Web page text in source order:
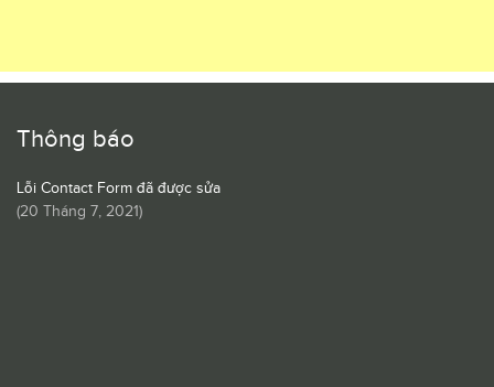
Thông báo
Lỗi Contact Form đã được sửa
(20 Tháng 7, 2021)